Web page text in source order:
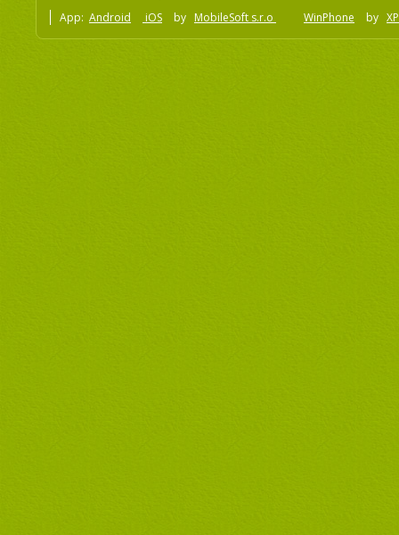
App: Android iOS by MobileSoft s.r.o WinPhone by